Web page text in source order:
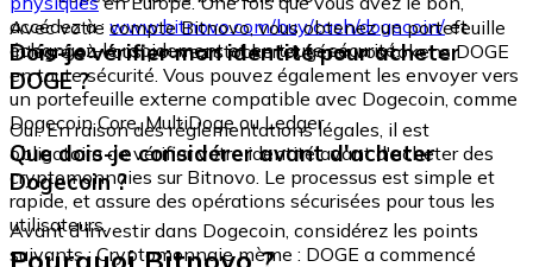
accédez à : www.bitnovo.com/buy/cash/dogecoin/et
échangez-le rapidement et en toute sécurité.
Avec votre compte Bitnovo, vous obtenez un portefeuille
intégré où vous pouvez stocker et gérer vos tokens DOGE
en toute sécurité. Vous pouvez également les envoyer vers
un portefeuille externe compatible avec Dogecoin, comme
Dogecoin Core, MultiDoge ou Ledger.
Dois-je vérifier mon identité pour acheter
DOGE ?
Oui. En raison des réglementations légales, il est
obligatoire de vérifier votre identité avant d'acheter des
cryptomonnaies sur Bitnovo. Le processus est simple et
rapide, et assure des opérations sécurisées pour tous les
utilisateurs.
Que dois-je considérer avant d'acheter
Dogecoin ?
Avant d'investir dans Dogecoin, considérez les points
suivants : Cryptomonnaie mème : DOGE a commencé